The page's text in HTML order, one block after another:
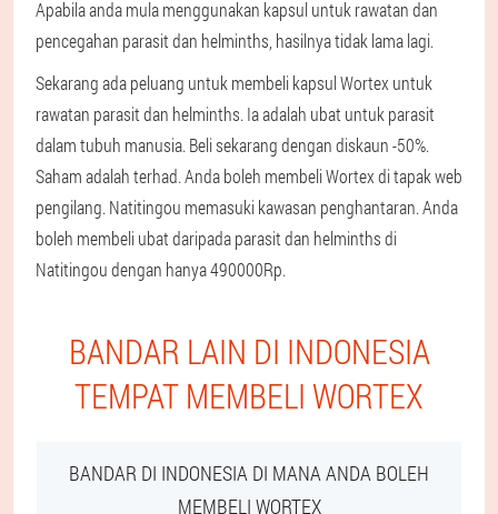
Apabila anda mula menggunakan kapsul untuk rawatan dan
pencegahan parasit dan helminths, hasilnya tidak lama lagi.
Sekarang ada peluang untuk membeli kapsul Wortex untuk
rawatan parasit dan helminths. Ia adalah ubat untuk parasit
dalam tubuh manusia. Beli sekarang dengan diskaun -50%.
Saham adalah terhad. Anda boleh membeli Wortex di tapak web
pengilang. Natitingou memasuki kawasan penghantaran. Anda
boleh membeli ubat daripada parasit dan helminths di
Natitingou dengan hanya 490000Rp.
BANDAR LAIN DI INDONESIA
TEMPAT MEMBELI WORTEX
BANDAR DI INDONESIA DI MANA ANDA BOLEH
MEMBELI WORTEX